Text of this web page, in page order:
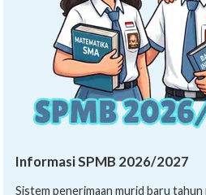
Informasi SPMB 2026/2027
Sistem penerimaan murid baru tahun